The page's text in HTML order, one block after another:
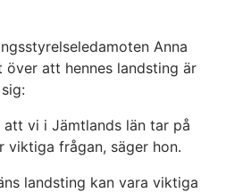
Anna
att hennes landsting är
vi i Jämtlands län tar på
viktiga frågan, säger hon.
landsting kan vara viktiga